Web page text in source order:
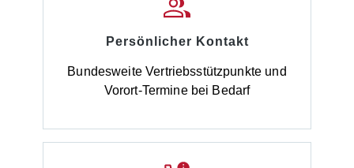
Persönlicher Kontakt
Bundesweite Vertriebsstützpunkte und
Vorort-Termine bei Bedarf